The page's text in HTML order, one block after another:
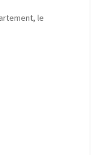
le